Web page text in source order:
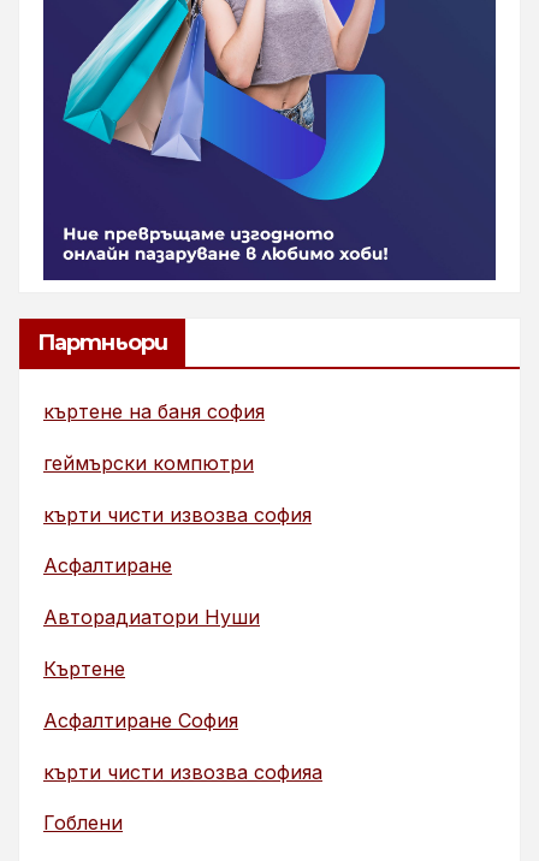
Партньори
къртене на баня софия
геймърски компютри
кърти чисти извозва софия
Асфалтиране
Авторадиатори Нуши
Къртене
Асфалтиране София
кърти чисти извозва софияа
Гоблени